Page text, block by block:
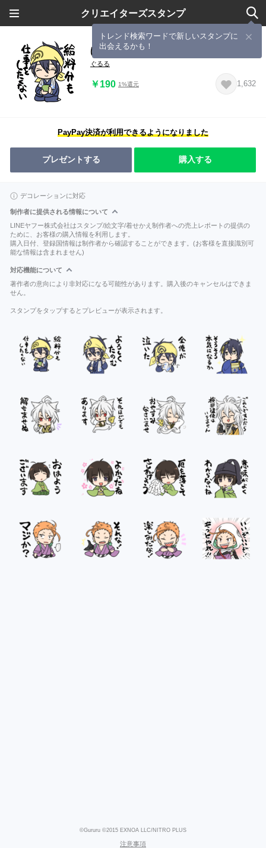
クリエイターズスタンプ
トレンド検索ワードで新しいスタンプに
出会えるかも！
ほがらか三条＆五条
ぐるる
￥190 1%還元 1,632
PayPay決済が利用できるようになりました
プレゼントする 購入する
デコレーションに対応
制作者に提供される情報について
LINEヤフー株式会社はスタンプ/絵文字/着せかえ制作者への売上レポートの提供の
ために、お客様の購入情報を利用します。
購入日付、登録国情報は制作者から確認することができます。(お客様を直接識別可
能な情報は含まれません)
対応機能について
著作者の意向により非対応になる可能性があります。購入後のキャンセルはできま
せん。
スタンプをタップするとプレビューが表示されます。
©Gururu ©2015 EXNOA LLC/NITRO PLUS
注意事項